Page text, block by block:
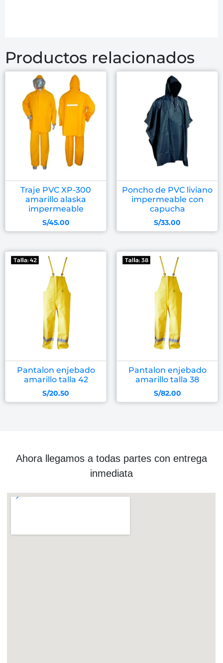
Productos relacionados
Traje PVC XP-300
amarillo alaska
impermeable
S/45.00
Poncho de PVC liviano
impermeable con
capucha
S/33.00
Pantalon enjebado
amarillo talla 42
S/20.50
Pantalon enjebado
amarillo talla 38
S/82.00
Ahora llegamos a todas partes con entrega
inmediata